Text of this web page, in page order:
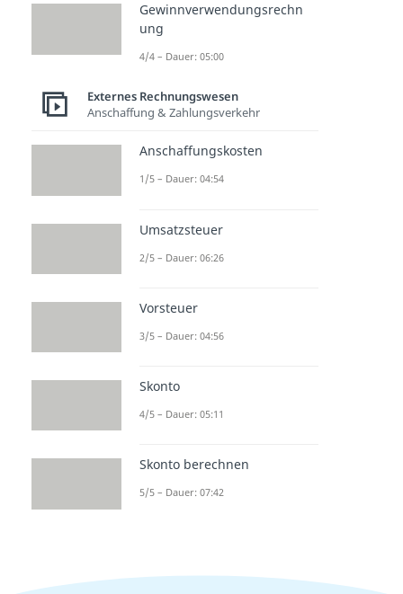
Gewinnverwendungsrechn
ung
4/4 – Dauer: 05:00
Externes Rechnungswesen
Anschaffung & Zahlungsverkehr
Anschaffungskosten
1/5 – Dauer: 04:54
Umsatzsteuer
2/5 – Dauer: 06:26
Vorsteuer
3/5 – Dauer: 04:56
Skonto
4/5 – Dauer: 05:11
Skonto berechnen
5/5 – Dauer: 07:42